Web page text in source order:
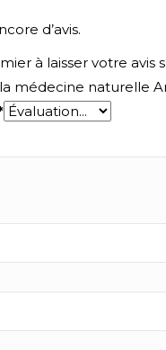
d’avis.
à laisser votre avis
médecine naturelle